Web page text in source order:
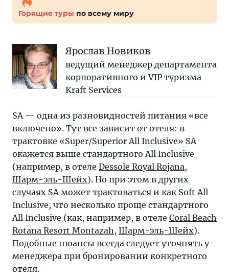
Горящие туры по всему миру
Ярослав Новиков
ведущий менеджер департамента
корпоративного и VIP туризма
Kraft Services
SA — одна из разновидностей питания «все
включено». Тут все зависит от отеля: в
трактовке «Super/Superior All Inclusive» SA
окажется выше стандартного All Inclusive
(например, в отеле Dessole Royal Rojana,
Шарм-эль-Шейх). Но при этом в других
случаях SA может трактоваться и как Soft All
Inclusive, что несколько проще стандартного
All Inclusive (как, например, в отеле Coral Beach
Rotana Resort Montazah, Шарм-эль-Шейх).
Подобные нюансы всегда следует уточнять у
менеджера при бронировании конкретного
отеля.